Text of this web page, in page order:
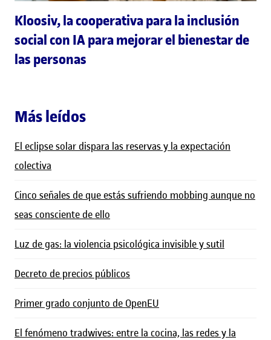
Kloosiv, la cooperativa para la inclusión
social con IA para mejorar el bienestar de
las personas
Más leídos
El eclipse solar dispara las reservas y la expectación
colectiva
Cinco señales de que estás sufriendo mobbing aunque no
seas consciente de ello
Luz de gas: la violencia psicológica invisible y sutil
Decreto de precios públicos
Primer grado conjunto de OpenEU
El fenómeno tradwives: entre la cocina, las redes y la